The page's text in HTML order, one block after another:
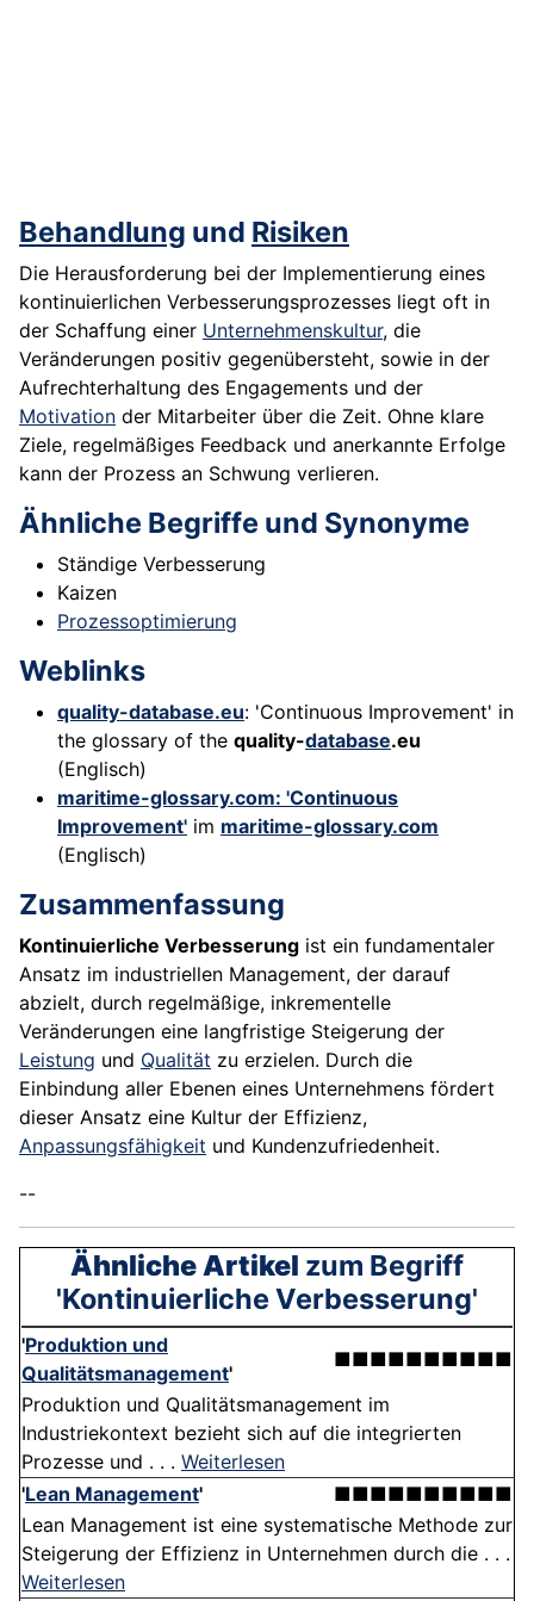
Behandlung und Risiken
Die Herausforderung bei der Implementierung eines
kontinuierlichen Verbesserungsprozesses liegt oft in
der Schaffung einer Unternehmenskultur, die
Veränderungen positiv gegenübersteht, sowie in der
Aufrechterhaltung des Engagements und der
Motivation der Mitarbeiter über die Zeit. Ohne klare
Ziele, regelmäßiges Feedback und anerkannte Erfolge
kann der Prozess an Schwung verlieren.
Ähnliche Begriffe und Synonyme
Ständige Verbesserung
Kaizen
Prozessoptimierung
Weblinks
quality-database.eu: 'Continuous Improvement' in
the glossary of the quality-database.eu
(Englisch)
maritime-glossary.com: 'Continuous
Improvement' im maritime-glossary.com
(Englisch)
Zusammenfassung
Kontinuierliche Verbesserung ist ein fundamentaler
Ansatz im industriellen Management, der darauf
abzielt, durch regelmäßige, inkrementelle
Veränderungen eine langfristige Steigerung der
Leistung und Qualität zu erzielen. Durch die
Einbindung aller Ebenen eines Unternehmens fördert
dieser Ansatz eine Kultur der Effizienz,
Anpassungsfähigkeit und Kundenzufriedenheit.
--
Ähnliche Artikel zum Begriff
'Kontinuierliche Verbesserung'
'Produktion und
Qualitätsmanagement'
■■■■■■■■■■
Produktion und Qualitätsmanagement im
Industriekontext bezieht sich auf die integrierten
Prozesse und . . . Weiterlesen
'Lean Management'
■■■■■■■■■■
Lean Management ist eine systematische Methode zur
Steigerung der Effizienz in Unternehmen durch die . . .
Weiterlesen